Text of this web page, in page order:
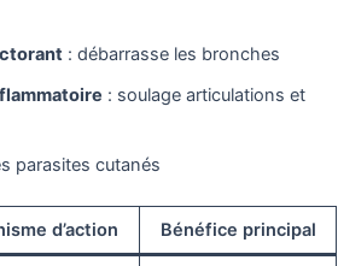
: débarrasse les bronches
: soulage articulations et
parasites cutanés
d’action Bénéfice principal